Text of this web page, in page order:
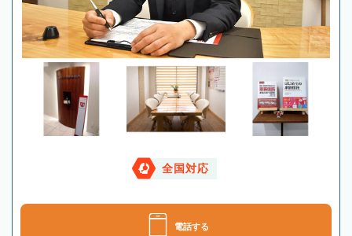
全国対応
電話する